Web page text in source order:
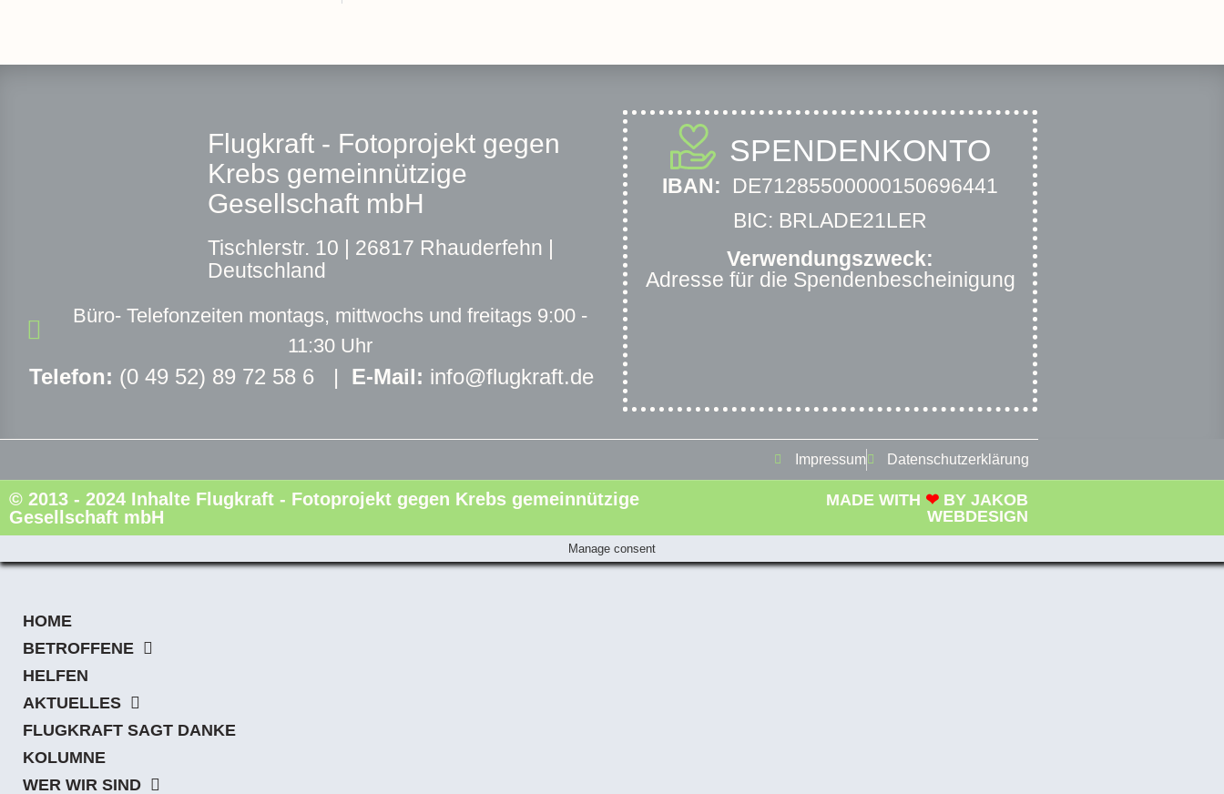
Flugkraft - Fotoprojekt gegen
Krebs gemeinnützige
Gesellschaft mbH
Tischlerstr. 10 | 26817 Rhauderfehn |
Deutschland
Büro- Telefonzeiten montags, mittwochs und freitags 9:00 -
11:30 Uhr
Telefon: (0 49 52) 89 72 58 6 | E-Mail: info@flugkraft.de
SPENDENKONTO
IBAN:
DE71285500000150696441
BIC: BRLADE21LER
Verwendungszweck:
Adresse für die Spendenbescheinigung
Impressum Datenschutzerklärung
© 2013 - 2024 Inhalte Flugkraft - Fotoprojekt gegen Krebs gemeinnützige
Gesellschaft mbH
MADE WITH ❤ BYJAKOB
WEBDESIGN
Manage consent
HOME
BETROFFENE
HELFEN
AKTUELLES
FLUGKRAFT SAGT DANKE
KOLUMNE
WER WIR SIND